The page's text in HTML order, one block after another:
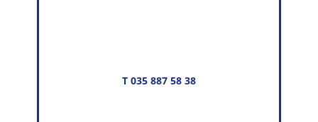
T 035 887 58 38